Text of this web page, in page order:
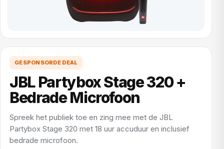
GESPONSORDE DEAL
JBL Partybox Stage 320 +
Bedrade Microfoon
Spreek het publiek toe en zing mee met de JBL
Partybox Stage 320 met 18 uur accuduur en inclusief
bedrade microfoon.